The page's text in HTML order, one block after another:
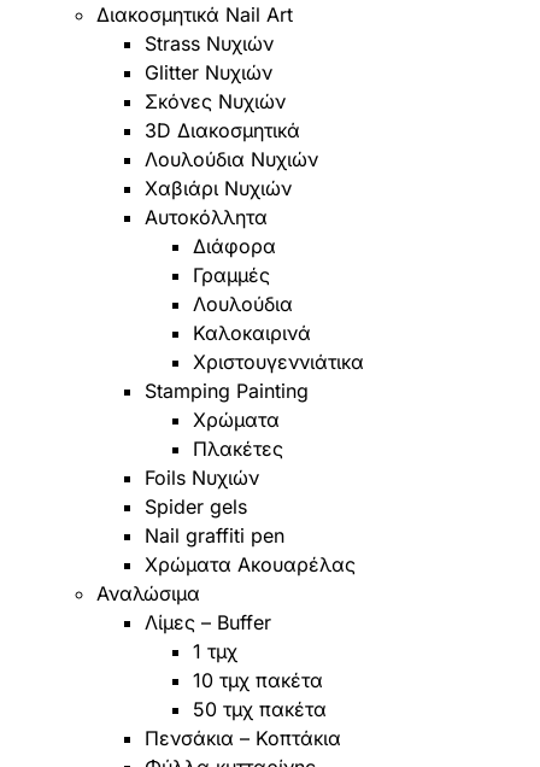
Διακοσμητικά Nail Art
Strass Νυχιών
Glitter Νυχιών
Σκόνες Νυχιών
3D Διακοσμητικά
Λουλούδια Νυχιών
Χαβιάρι Νυχιών
Αυτοκόλλητα
Διάφορα
Γραμμές
Λουλούδια
Καλοκαιρινά
Χριστουγεννιάτικα
Stamping Painting
Χρώματα
Πλακέτες
Foils Νυχιών
Spider gels
Nail graffiti pen
Χρώματα Ακουαρέλας
Αναλώσιμα
Λίμες – Buffer
1 τμχ
10 τμχ πακέτα
50 τμχ πακέτα
Πενσάκια – Κοπτάκια